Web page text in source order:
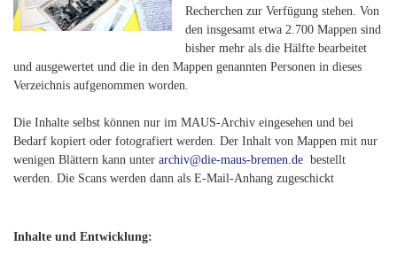
Recherchen zur Verfügung stehen. Von
den insgesamt etwa 2.700 Mappen sind
bisher mehr als die Hälfte bearbeitet
und ausgewertet und die in den Mappen genannten Personen in dieses
Verzeichnis aufgenommen worden.
Die Inhalte selbst können nur im MAUS-Archiv eingesehen und bei
Bedarf kopiert oder fotografiert werden. Der Inhalt von Mappen mit nur
wenigen Blättern kann unter archiv@die-maus-bremen.de bestellt
werden. Die Scans werden dann als E-Mail-Anhang zugeschickt
Inhalte und Entwicklung: